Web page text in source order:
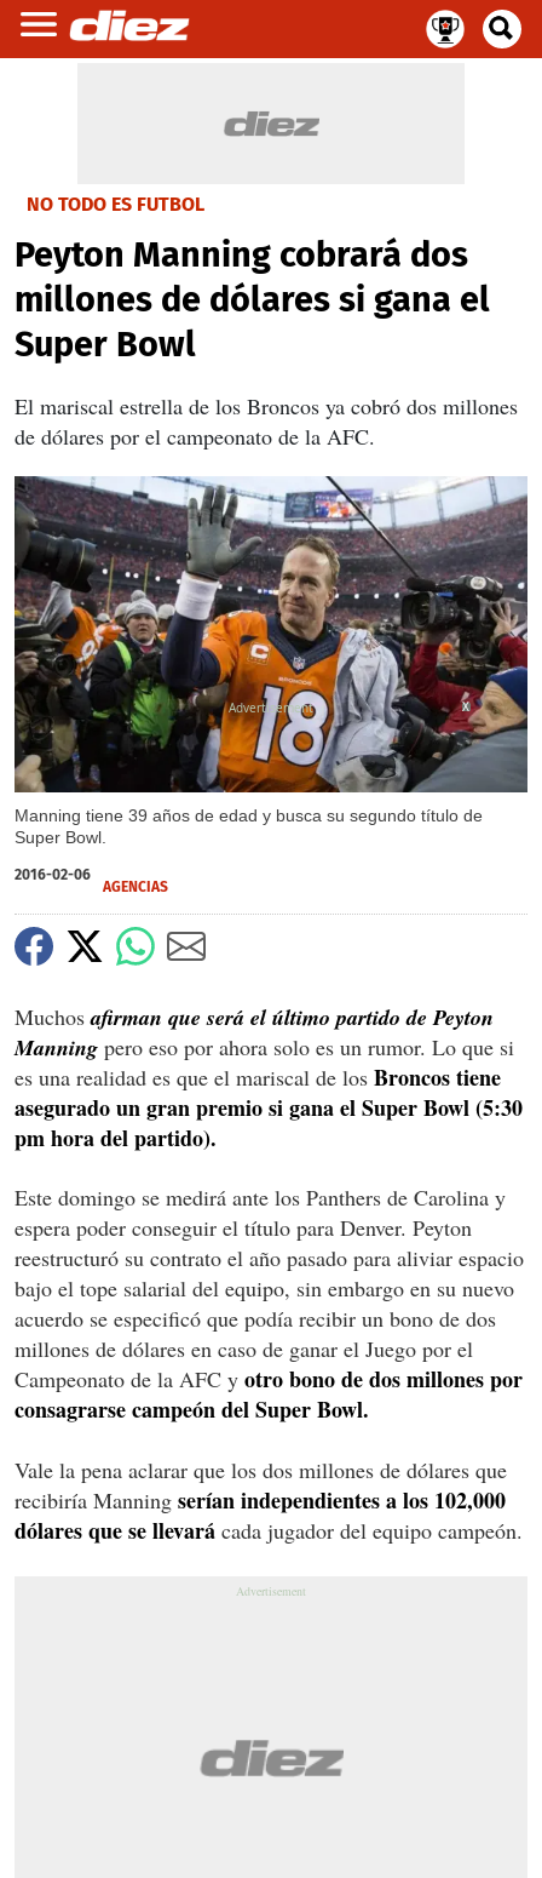
NO TODO ES FUTBOL
Peyton Manning cobrará dos
millones de dólares si gana el
Super Bowl
El mariscal estrella de los Broncos ya cobró dos millones
de dólares por el campeonato de la AFC.
Manning tiene 39 años de edad y busca su segundo título de
Super Bowl.
X
2016-02-06
AGENCIAS
Muchosafirman que será el último partido de Peyton
Manning pero eso por ahora solo es un rumor. Lo que si
es una realidad es que el mariscal de los Broncos tiene
asegurado un gran premio si gana el Super Bowl (5:30
pm hora del partido).
Este domingo se medirá ante los Panthers de Carolina y
espera poder conseguir el título para Denver. Peyton
reestructuró su contrato el año pasado para aliviar espacio
bajo el tope salarial del equipo, sin embargo en su nuevo
acuerdo se especificó que podía recibir un bono de dos
millones de dólares en caso de ganar el Juego por el
Campeonato de la AFC y otro bono de dos millones por
consagrarse campeón del Super Bowl.
Vale la pena aclarar que los dos millones de dólares que
recibiría Manning serían independientes a los 102,000
dólares que se llevará cada jugador del equipo campeón.